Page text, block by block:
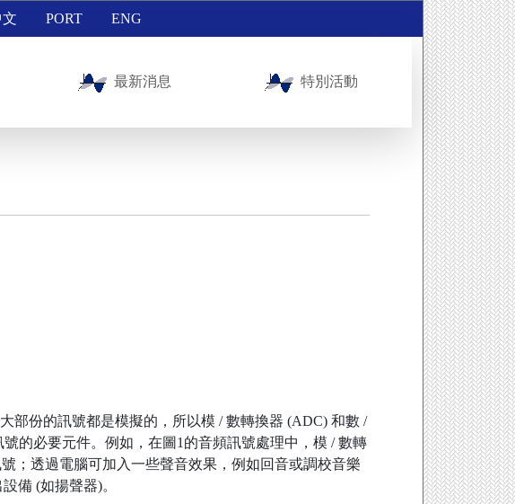
PORT ENG
最新消息 特別活動
部份的訊號都是模擬的，所以模 / 數轉換器 (ADC) 和數 /
的必要元件。例如，在圖1的音頻訊號處理中，模 / 數轉
；透過電腦可加入一些聲音效果，例如回音或調校音樂
備 (如揚聲器)。